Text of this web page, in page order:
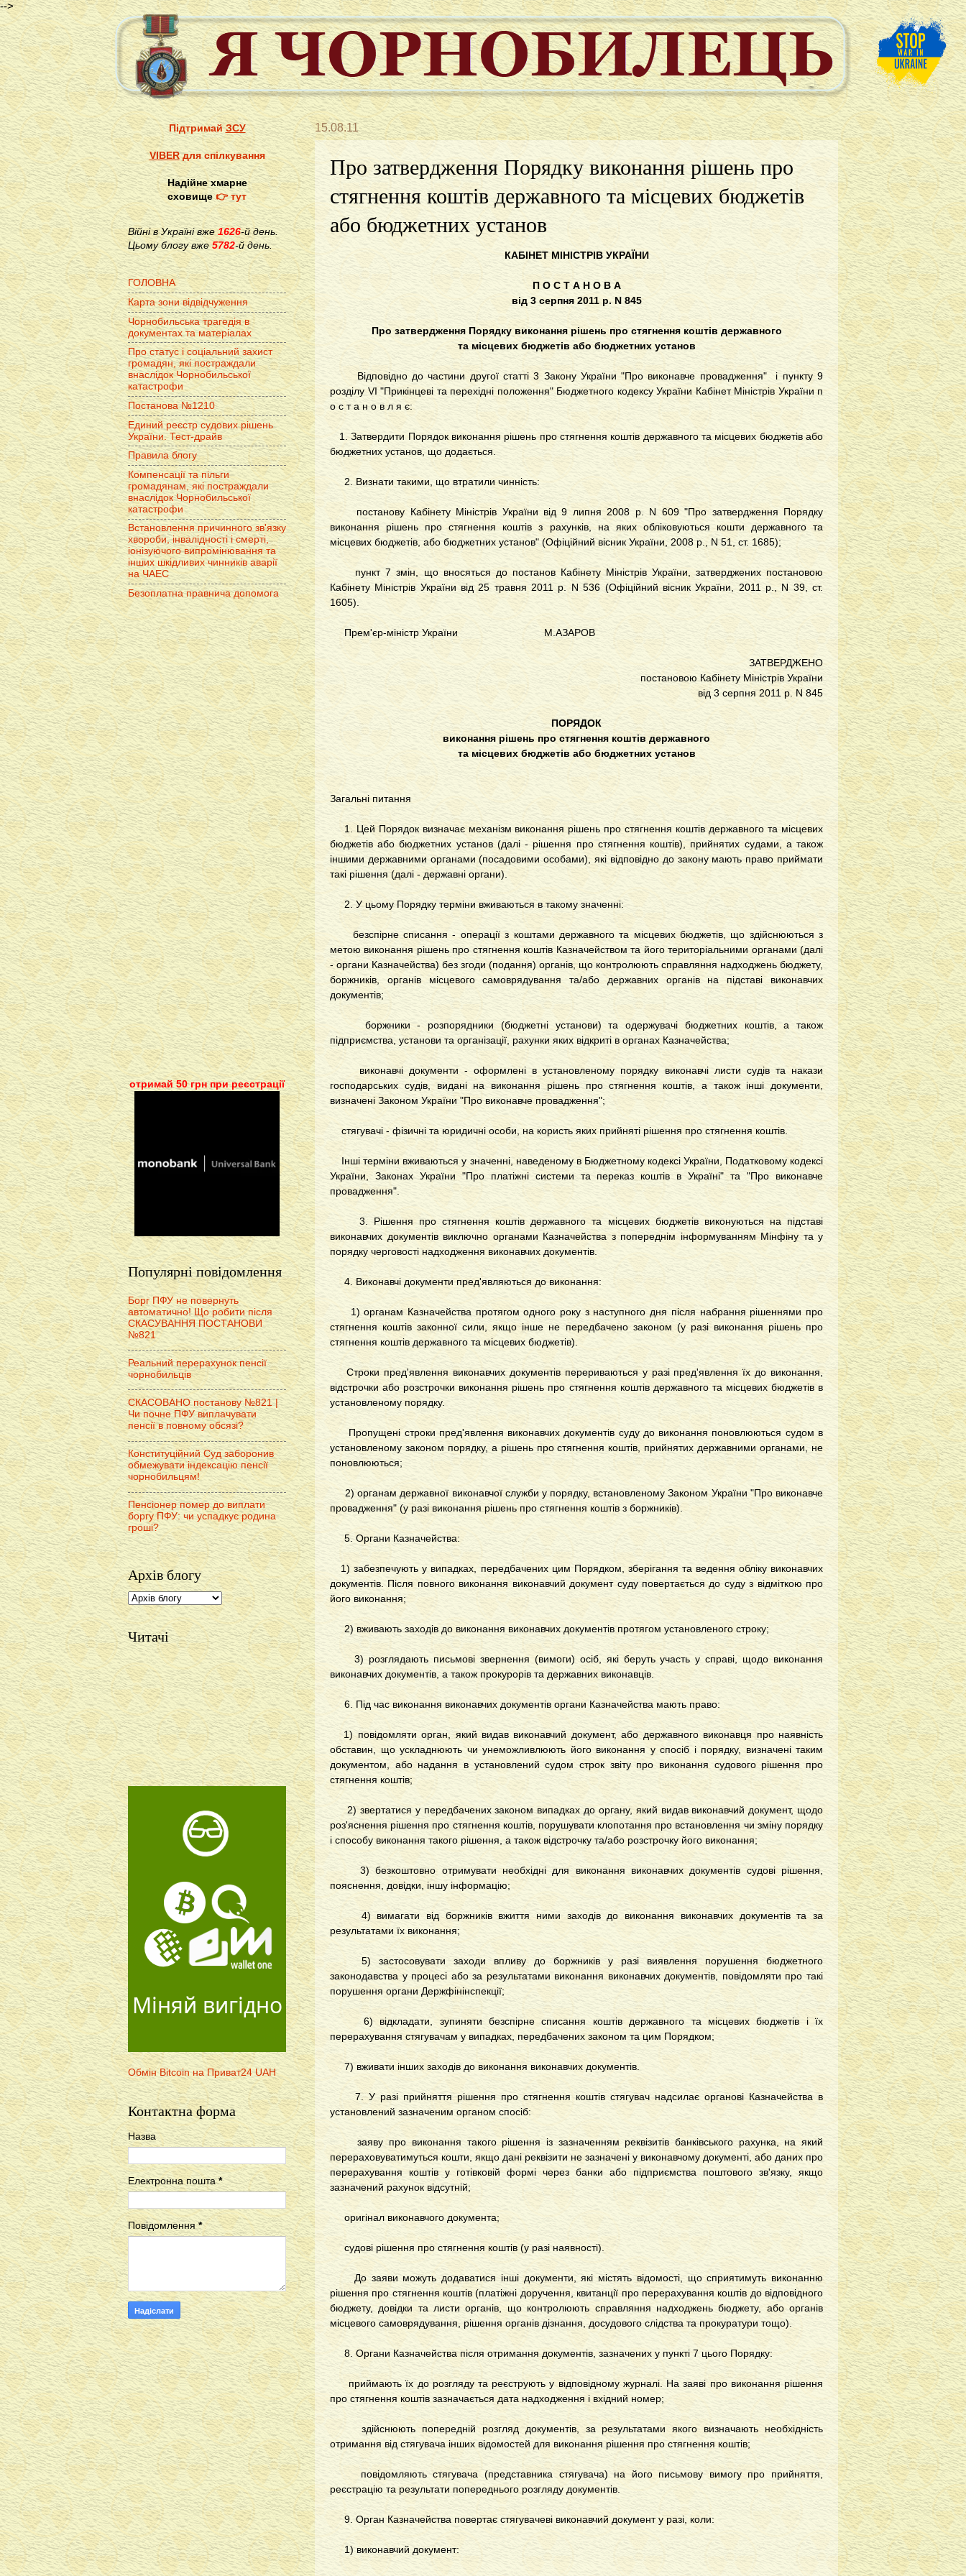
-->
15.08.11
Про затвердження Порядку виконання рішень про
стягнення коштів державного та місцевих бюджетів
або бюджетних установ
КАБІНЕТ МІНІСТРІВ УКРАЇНИ
П О С Т А Н О В А
від 3 серпня 2011 р. N 845
Про затвердження Порядку виконання рішень про стягнення коштів державного
та місцевих бюджетів або бюджетних установ
Відповідно до частини другої статті 3 Закону України "Про виконавче провадження" і пункту 9
розділу VI "Прикінцеві та перехідні положення" Бюджетного кодексу України Кабінет Міністрів України п
о с т а н о в л я є:
1. Затвердити Порядок виконання рішень про стягнення коштів державного та місцевих бюджетів або
бюджетних установ, що додається.
2. Визнати такими, що втратили чинність:
постанову Кабінету Міністрів України від 9 липня 2008 р. N 609 "Про затвердження Порядку
виконання рішень про стягнення коштів з рахунків, на яких обліковуються кошти державного та
місцевих бюджетів, або бюджетних установ" (Офіційний вісник України, 2008 р., N 51, ст. 1685);
пункт 7 змін, що вносяться до постанов Кабінету Міністрів України, затверджених постановою
Кабінету Міністрів України від 25 травня 2011 р. N 536 (Офіційний вісник України, 2011 р., N 39, ст.
1605).
Прем'єр-міністр України М.АЗАРОВ
ЗАТВЕРДЖЕНО
постановою Кабінету Міністрів України
від 3 серпня 2011 р. N 845
ПОРЯДОК
виконання рішень про стягнення коштів державного
та місцевих бюджетів або бюджетних установ
Загальні питання
1. Цей Порядок визначає механізм виконання рішень про стягнення коштів державного та місцевих
бюджетів або бюджетних установ (далі - рішення про стягнення коштів), прийнятих судами, а також
іншими державними органами (посадовими особами), які відповідно до закону мають право приймати
такі рішення (далі - державні органи).
2. У цьому Порядку терміни вживаються в такому значенні:
безспірне списання - операції з коштами державного та місцевих бюджетів, що здійснюються з
метою виконання рішень про стягнення коштів Казначейством та його територіальними органами (далі
- органи Казначейства) без згоди (подання) органів, що контролюють справляння надходжень бюджету,
боржників, органів місцевого самоврядування та/або державних органів на підставі виконавчих
документів;
боржники - розпорядники (бюджетні установи) та одержувачі бюджетних коштів, а також
підприємства, установи та організації, рахунки яких відкриті в органах Казначейства;
виконавчі документи - оформлені в установленому порядку виконавчі листи судів та накази
господарських судів, видані на виконання рішень про стягнення коштів, а також інші документи,
визначені Законом України "Про виконавче провадження";
стягувачі - фізичні та юридичні особи, на користь яких прийняті рішення про стягнення коштів.
Інші терміни вживаються у значенні, наведеному в Бюджетному кодексі України, Податковому кодексі
України, Законах України "Про платіжні системи та переказ коштів в Україні" та "Про виконавче
провадження".
3. Рішення про стягнення коштів державного та місцевих бюджетів виконуються на підставі
виконавчих документів виключно органами Казначейства з попереднім інформуванням Мінфіну та у
порядку черговості надходження виконавчих документів.
4. Виконавчі документи пред'являються до виконання:
1) органам Казначейства протягом одного року з наступного дня після набрання рішеннями про
стягнення коштів законної сили, якщо інше не передбачено законом (у разі виконання рішень про
стягнення коштів державного та місцевих бюджетів).
Строки пред'явлення виконавчих документів перериваються у разі пред'явлення їх до виконання,
відстрочки або розстрочки виконання рішень про стягнення коштів державного та місцевих бюджетів в
установленому порядку.
Пропущені строки пред'явлення виконавчих документів суду до виконання поновлюються судом в
установленому законом порядку, а рішень про стягнення коштів, прийнятих державними органами, не
поновлюються;
2) органам державної виконавчої служби у порядку, встановленому Законом України "Про виконавче
провадження" (у разі виконання рішень про стягнення коштів з боржників).
5. Органи Казначейства:
1) забезпечують у випадках, передбачених цим Порядком, зберігання та ведення обліку виконавчих
документів. Після повного виконання виконавчий документ суду повертається до суду з відміткою про
його виконання;
2) вживають заходів до виконання виконавчих документів протягом установленого строку;
3) розглядають письмові звернення (вимоги) осіб, які беруть участь у справі, щодо виконання
виконавчих документів, а також прокурорів та державних виконавців.
6. Під час виконання виконавчих документів органи Казначейства мають право:
1) повідомляти орган, який видав виконавчий документ, або державного виконавця про наявність
обставин, що ускладнюють чи унеможливлюють його виконання у спосіб і порядку, визначені таким
документом, або надання в установлений судом строк звіту про виконання судового рішення про
стягнення коштів;
2) звертатися у передбачених законом випадках до органу, який видав виконавчий документ, щодо
роз'яснення рішення про стягнення коштів, порушувати клопотання про встановлення чи зміну порядку
і способу виконання такого рішення, а також відстрочку та/або розстрочку його виконання;
3) безкоштовно отримувати необхідні для виконання виконавчих документів судові рішення,
пояснення, довідки, іншу інформацію;
4) вимагати від боржників вжиття ними заходів до виконання виконавчих документів та за
результатами їх виконання;
5) застосовувати заходи впливу до боржників у разі виявлення порушення бюджетного
законодавства у процесі або за результатами виконання виконавчих документів, повідомляти про такі
порушення органи Держфінінспекції;
6) відкладати, зупиняти безспірне списання коштів державного та місцевих бюджетів і їх
перерахування стягувачам у випадках, передбачених законом та цим Порядком;
7) вживати інших заходів до виконання виконавчих документів.
7. У разі прийняття рішення про стягнення коштів стягувач надсилає органові Казначейства в
установлений зазначеним органом спосіб:
заяву про виконання такого рішення із зазначенням реквізитів банківського рахунка, на який
перераховуватимуться кошти, якщо дані реквізити не зазначені у виконавчому документі, або даних про
перерахування коштів у готівковій формі через банки або підприємства поштового зв'язку, якщо
зазначений рахунок відсутній;
оригінал виконавчого документа;
судові рішення про стягнення коштів (у разі наявності).
До заяви можуть додаватися інші документи, які містять відомості, що сприятимуть виконанню
рішення про стягнення коштів (платіжні доручення, квитанції про перерахування коштів до відповідного
бюджету, довідки та листи органів, що контролюють справляння надходжень бюджету, або органів
місцевого самоврядування, рішення органів дізнання, досудового слідства та прокуратури тощо).
8. Органи Казначейства після отримання документів, зазначених у пункті 7 цього Порядку:
приймають їх до розгляду та реєструють у відповідному журналі. На заяві про виконання рішення
про стягнення коштів зазначається дата надходження і вхідний номер;
здійснюють попередній розгляд документів, за результатами якого визначають необхідність
отримання від стягувача інших відомостей для виконання рішення про стягнення коштів;
повідомляють стягувача (представника стягувача) на його письмову вимогу про прийняття,
реєстрацію та результати попереднього розгляду документів.
9. Орган Казначейства повертає стягувачеві виконавчий документ у разі, коли:
1) виконавчий документ:
ПідтримайЗСУ
VIBERдля спілкування
Надійне хмарне
сховище👉 тут
Війні в Україні вже1626-й день.
Цьому блогу вже 5782-й день.
ГОЛОВНА
Карта зони відвідчуження
Чорнобильська трагедія в
документах та матеріалах
Про статус і соціальний захист
громадян, які постраждали
внаслідок Чорнобильської
катастрофи
Постанова №1210
Единий реєстр судових рішень
України. Тест-драйв
Правила блогу
Компенсації та пільги
громадянам, які постраждали
внаслідок Чорнобильської
катастрофи
Встановлення причинного зв'язку
хвороби, інвалідності і смерті,
іонізуючого випромінювання та
інших шкідливих чинників аварії
на ЧАЕС
Безоплатна правнича допомога
отримай 50 грн при реєстрації
Популярні повідомлення
Борг ПФУ не повернуть
автоматично! Що робити після
СКАСУВАННЯ ПОСТАНОВИ
№821
Реальний перерахунок пенсії
чорнобильців
СКАСОВАНО постанову №821 |
Чи почне ПФУ виплачувати
пенсії в повному обсязі?
Конституційний Суд заборонив
обмежувати індексацію пенсії
чорнобильцям!
Пенсіонер помер до виплати
боргу ПФУ: чи успадкує родина
гроші?
Архів блогу
Читачі
Міняй вигідно
Обмін Bitcoin на Приват24 UAH
Контактна форма
Назва
Електронна пошта*
Повідомлення*